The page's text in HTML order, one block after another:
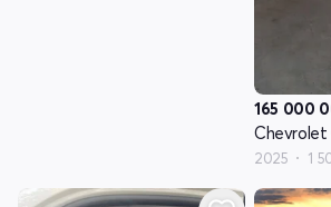
165 000
2025 1